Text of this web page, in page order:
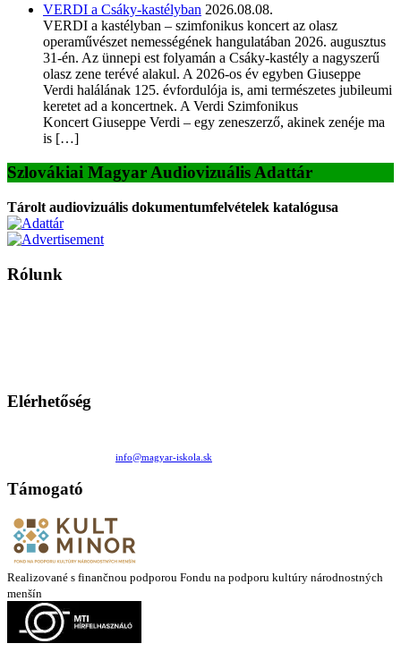
VERDI a Csáky-kastélyban 2026.08.08.
VERDI a kastélyban – szimfonikus koncert az olasz
operaművészet nemességének hangulatában 2026. augusztus
31-én. Az ünnepi est folyamán a Csáky-kastély a nagyszerű
olasz zene terévé alakul. A 2026-os év egyben Giuseppe
Verdi halálának 125. évfordulója is, ami természetes jubileumi
keretet ad a koncertnek. A Verdi Szimfonikus
Koncert Giuseppe Verdi – egy zeneszerző, akinek zenéje ma
is […]
Szlovákiai Magyar Audiovizuális Adattár
Tárolt audiovizuális dokumentumfelvételek katalógusa
Rólunk
Elérhetőség
info@magyar-iskola.sk
Támogató
Realizované s finančnou podporou Fondu na podporu kultúry národnostných
menšín